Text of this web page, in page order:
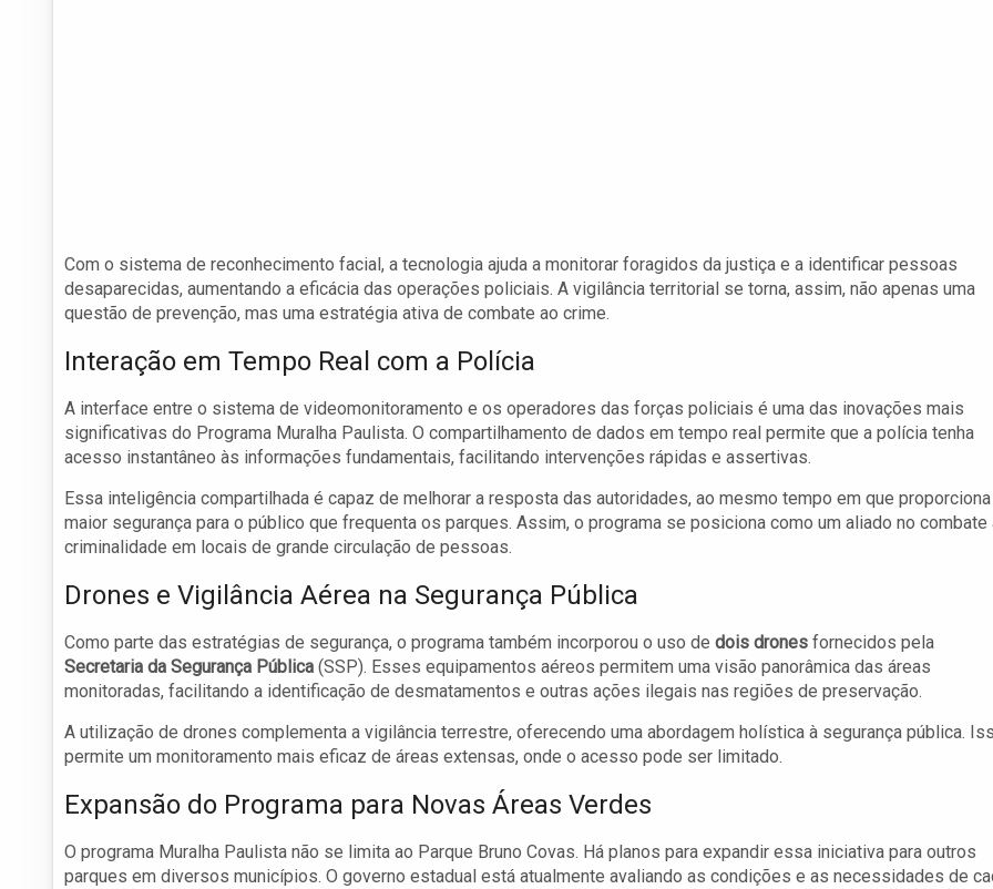
Com o sistema de reconhecimento facial, a tecnologia ajuda a monitorar foragidos da justiça e a identificar pessoas
desaparecidas, aumentando a eficácia das operações policiais. A vigilância territorial se torna, assim, não apenas uma
questão de prevenção, mas uma estratégia ativa de combate ao crime.
Interação em Tempo Real com a Polícia
A interface entre o sistema de videomonitoramento e os operadores das forças policiais é uma das inovações mais
significativas do Programa Muralha Paulista. O compartilhamento de dados em tempo real permite que a polícia tenha
acesso instantâneo às informações fundamentais, facilitando intervenções rápidas e assertivas.
Essa inteligência compartilhada é capaz de melhorar a resposta das autoridades, ao mesmo tempo em que proporciona
maior segurança para o público que frequenta os parques. Assim, o programa se posiciona como um aliado no combate
criminalidade em locais de grande circulação de pessoas.
Drones e Vigilância Aérea na Segurança Pública
Como parte das estratégias de segurança, o programa também incorporou o uso de dois drones fornecidos pela
Secretaria da Segurança Pública (SSP). Esses equipamentos aéreos permitem uma visão panorâmica das áreas
monitoradas, facilitando a identificação de desmatamentos e outras ações ilegais nas regiões de preservação.
A utilização de drones complementa a vigilância terrestre, oferecendo uma abordagem holística à segurança pública.
permite um monitoramento mais eficaz de áreas extensas, onde o acesso pode ser limitado.
Expansão do Programa para Novas Áreas Verdes
O programa Muralha Paulista não se limita ao Parque Bruno Covas. Há planos para expandir essa iniciativa para outros
parques em diversos municípios. O governo estadual está atualmente avaliando as condições e as necessidades de